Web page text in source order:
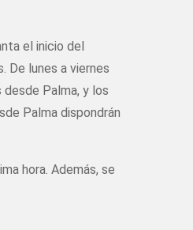
el inicio del
De lunes a viernes
Palma, y los
Palma dispondrán
hora. Además, se